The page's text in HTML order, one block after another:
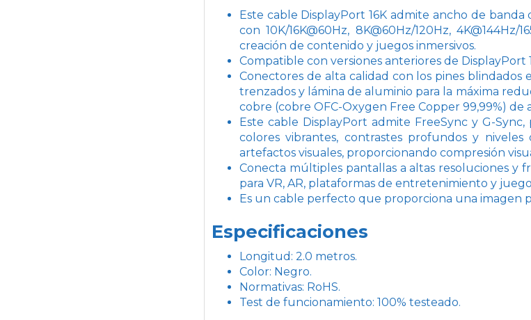
Este cable DisplayPort 16K admite ancho de banda
con 10K/16K@60Hz, 8K@60Hz/120Hz,
creación de contenido y juegos inmersivos.
Compatible con versiones anteriores de DisplayPort
Conectores de alta calidad con los pines
trenzados y lámina de aluminio para la máxima
cobre (cobre OFC-Oxygen Free Copper 99,99%)
Este cable DisplayPort admite FreeSync y G-
colores vibrantes, contrastes profundos y
artefactos visuales, proporcionando compresión
Conecta múltiples pantallas a altas resoluciones y
para VR, AR, plataformas de entretenimiento y
Es un cable perfecto que proporciona una imagen
Especificaciones
Longitud: 2.0 metros.
Color: Negro.
Normativas: RoHS.
Test de funcionamiento: 100% testeado.